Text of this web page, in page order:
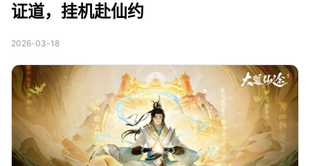
证道，挂机赴仙约
2026-03-18